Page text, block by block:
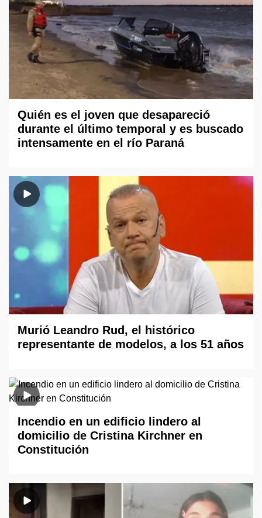
Quién es el joven que desapareció
durante el último temporal y es buscado
intensamente en el río Paraná
Murió Leandro Rud, el histórico
representante de modelos, a los 51 años
Incendio en un edificio lindero al
domicilio de Cristina Kirchner en
Constitución